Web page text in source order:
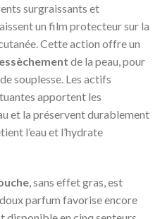
surgraissants et
un film protecteur sur la
Cette action offre un
de la peau, pour
souplesse. Les actifs
apportent les
et la préservent durablement
l’eau et l’hydrate
, sans effet gras, est
parfum favorise encore